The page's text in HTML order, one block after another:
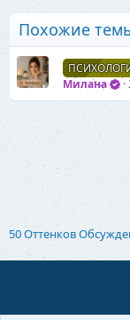
Похожие
Милана
50 Оттенков